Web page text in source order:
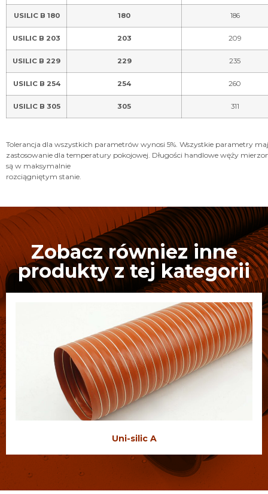
USILIC B 180 180 186
USILIC B 203 203 209
USILIC B 229 229 235
USILIC B 254 254 260
USILIC B 305 305 311
Tolerancja dla wszystkich parametrów wynosi 5%. Wszystkie parametry
zastosowanie dla temperatury pokojowej. Długości handlowe węży
są w maksymalnie
rozciągniętym stanie.
Zobacz równiez inne
produkty z tej kategorii
Uni-silic A